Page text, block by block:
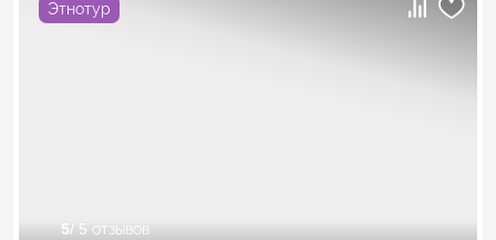
Этнотур
5/ 5 отзывов